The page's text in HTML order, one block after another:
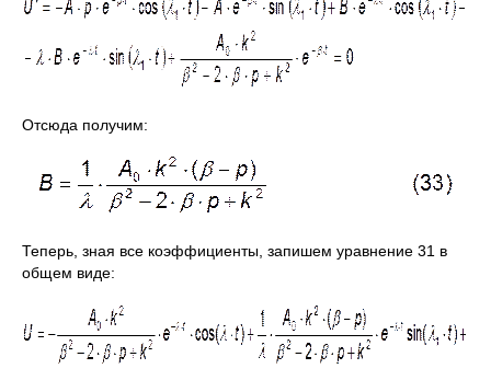
Отсюда получим:
Теперь, зная все коэффициенты, запишем уравнение 31 в
общем виде: